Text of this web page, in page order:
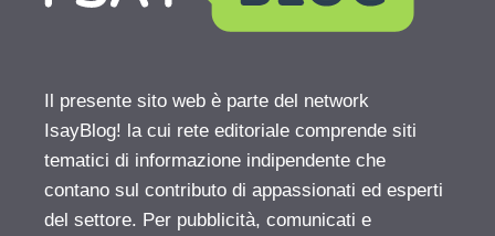
Il presente sito web è parte del network
IsayBlog! la cui rete editoriale comprende siti
tematici di informazione indipendente che
contano sul contributo di appassionati ed esperti
del settore. Per pubblicità, comunicati e